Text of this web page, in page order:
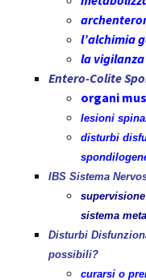
l’alchimia
la
Entero-Colite
organi
lesioni
disturbi
IBS Sistema
sistema
Disturbi
possibili?
curarsi o